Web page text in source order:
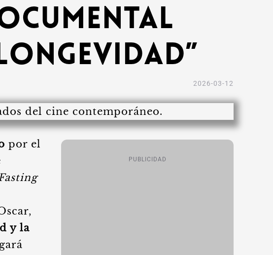
2026-03-12
por el
y la
PUBLICIDAD